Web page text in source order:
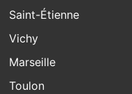
Saint-Étienne
Vichy
Marseille
Toulon